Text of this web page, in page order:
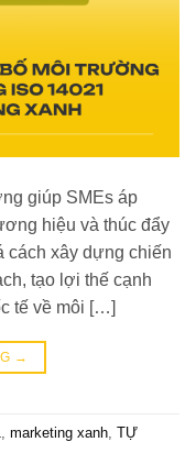
giúp SMEs áp
hiệu và thúc đẩy
cách xây dựng chiến
tạo lợi thế cạnh
tế về môi […]
→
marketing xanh TỰ